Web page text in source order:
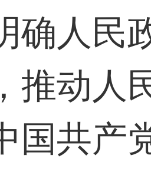
确人民
推动人
国共产